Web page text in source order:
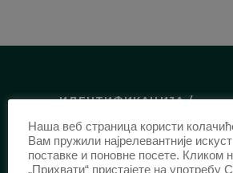
ИДЕНТИФИКАЦИЈА /
ISSN:0003-2565(Штампано
еISSN:2406-2693(Онлајн
Наша веб страница користи
Вам пружили најрелевантније
поставке и поновне посете. Кликом
„Прихвати“ пристајете на употребу